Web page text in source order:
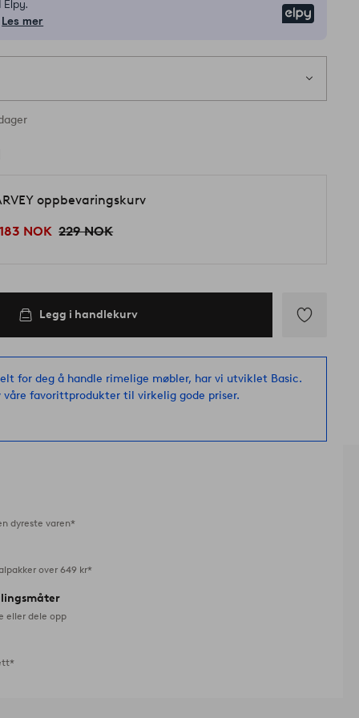
Elpy.
Les mer
oppbevaringskurv
183 NOK 229 NOK
Legg i handlekurv
til
favoritter
for deg å handle rimelige møbler, har vi utviklet Basic.
favorittprodukter til virkelig gode priser.
dyreste varen*
over 649 kr*
eller dele opp